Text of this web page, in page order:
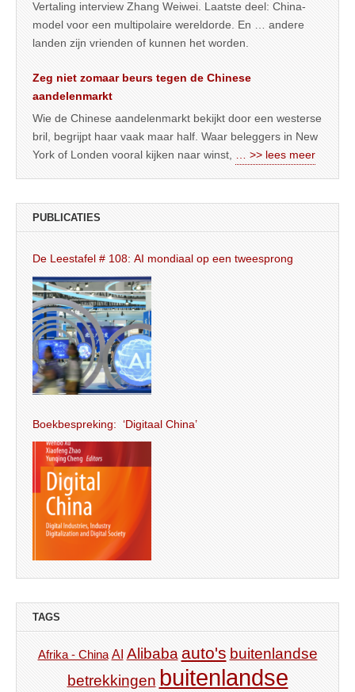
Vertaling interview Zhang Weiwei. Laatste deel: China-
model voor een multipolaire wereldorde. En … andere
landen zijn vrienden of kunnen het worden.
Zeg niet zomaar beurs tegen de Chinese
aandelenmarkt
Wie de Chinese aandelenmarkt bekijkt door een westerse
bril, begrijpt haar vaak maar half. Waar beleggers in New
York of Londen vooral kijken naar winst,
… >> lees meer
PUBLICATIES
De Leestafel # 108: AI mondiaal op een tweesprong
Boekbespreking: ‘Digitaal China’
TAGS
Afrika - China AI Alibaba auto's buitenlandse
betrekkingen buitenlandse